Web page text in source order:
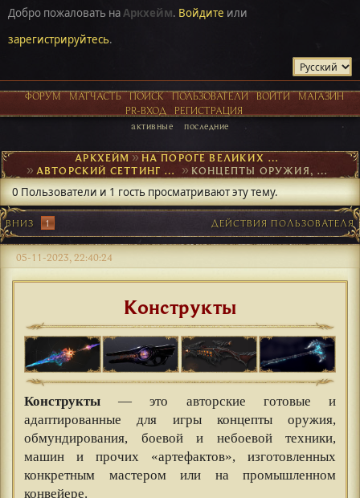
Добро пожаловать наАркхейм. Войдите или
зарегистрируйтесь.
ФОРУМ МАТЧАСТЬ ПОИСК ПОЛЬЗОВАТЕЛИ ВОЙТИ
МАГАЗИН
PR-ВХОД
РЕГИСТРАЦИЯ
активные последние
АРКХЕЙМ► НА ПОРОГЕ ВЕЛИКИХ ОТКРЫТИЙ
► АВТОРСКИЙ СЕТТИНГ И NPC ► КОНЦЕПТЫ ОРУЖИЯ, ОБМУНДИРОВАНИЯ, АРТЕФАКТОВ
0 Пользователи и 1 гость просматривают эту тему.
ВНИЗ 1 ДЕЙСТВИЯ ПОЛЬЗОВАТЕЛЯ
05-11-2023, 22:40:24
Конструкты
Конструкты — это авторские готовые и
адаптированные для игры концепты оружия,
обмундирования, боевой и небоевой техники,
машин и прочих «артефактов», изготовленных
конкретным мастером или на промышленном
конвейере.